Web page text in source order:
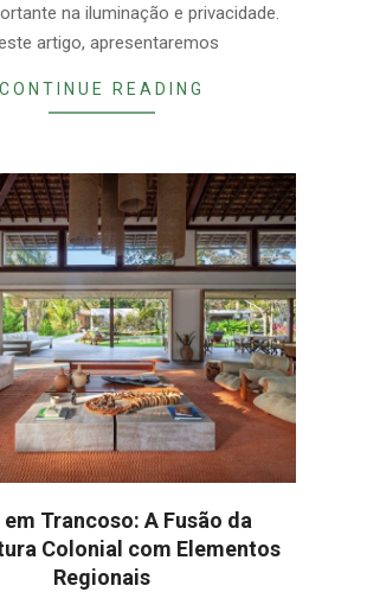
na iluminação e privacidade.
artigo, apresentaremos
CONTINUE READING
em Trancoso: A Fusão da
Colonial com Elementos
Regionais